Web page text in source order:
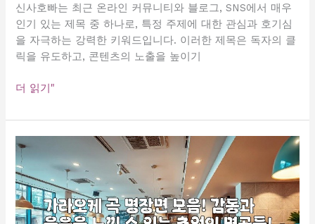
신사호빠는 최근 온라인 커뮤니티와 블로그, SNS에서 매우
인기 있는 제목 중 하나로, 특정 주제에 대한 관심과 호기심
을 자극하는 강력한 키워드입니다. 이러한 제목은 독자의 클
릭을 유도하고, 콘텐츠의 노출을 높이기
신
호
빠
와
비
슷
한
인
더 읽기"